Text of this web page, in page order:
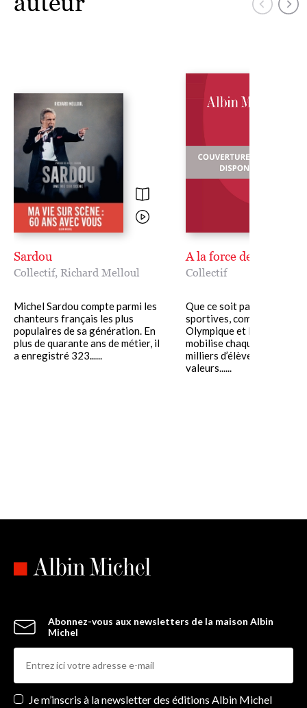
Sardou
Collectif, Richard Melloul
Michel Sardou compte parmi les
chanteurs français les plus
populaires de sa génération. En
plus de quarante ans de métier, il
a enregistré 323......
A la force des mots
Collectif
Que ce soit par les
sportives, comme la
Olympique et
mobilise chaque année des
milliers d’élèves autour des
valeurs......
Abonnez-vous aux newsletters de la maison Albin
Michel
Newsletters
Je m’inscris à la newsletter des éditions Albin Michel